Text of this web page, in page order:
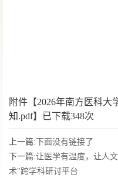
附件【2026年南方医科大
知.pdf】已下载348次
上一篇: 下面没有链接了
下一篇:让医学有温度，让人
术"跨学科研讨平台